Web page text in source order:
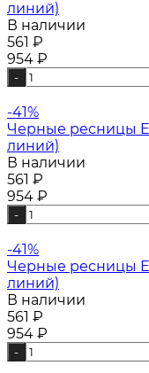
линий)
В наличии
561 ₽
954 ₽
-
-41%
Черные ресницы
линий)
В наличии
561 ₽
954 ₽
-
-41%
Черные ресницы
линий)
В наличии
561 ₽
954 ₽
-